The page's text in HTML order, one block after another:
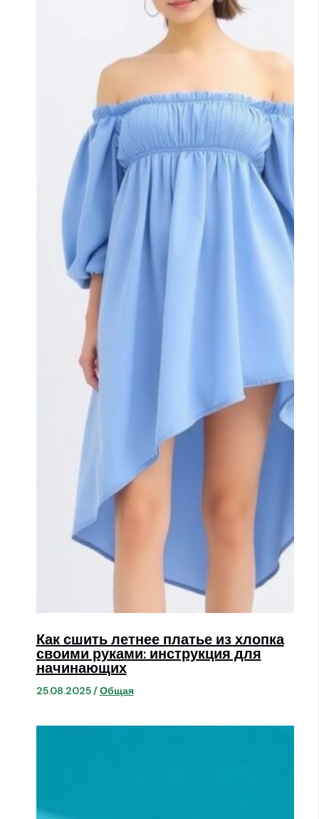
Как сшить летнее платье из хлопка
своими руками: инструкция для
начинающих
25.08.2025/Общая